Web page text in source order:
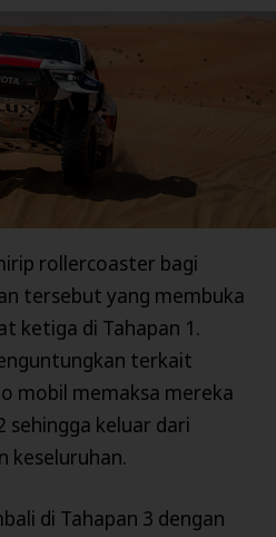
rollercoaster bagi
tersebut yang membuka
ketiga di Tahapan 1.
terkait
mobil memaksa mereka
sehingga keluar dari
keseluruhan.
di Tahapan 3 dengan